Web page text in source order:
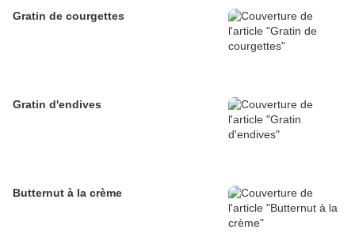
Gratin de courgettes
Gratin d'endives
Butternut à la crème